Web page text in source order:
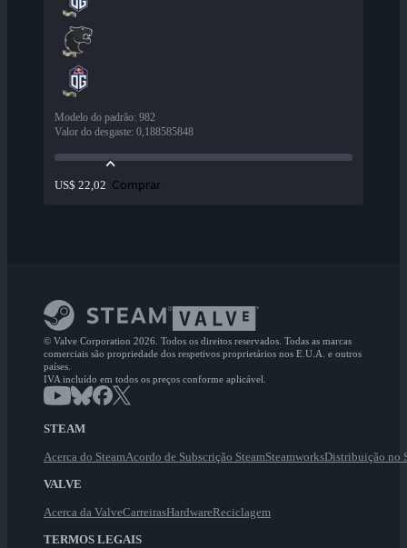
Modelo do padrão: 982
Valor do desgaste: 0,188585848
US$ 22,02 Comprar
© Valve Corporation 2026. Todos os direitos reservados. Todas as marcas
comerciais são propriedade dos respetivos proprietários nos E.U.A. e outros
países.
IVA incluído em todos os preços conforme aplicável.
STEAM
Acerca do SteamAcordo de Subscrição SteamSteamworksDistribuição no
VALVE
Acerca da ValveCarreirasHardwareReciclagem
TERMOS LEGAIS